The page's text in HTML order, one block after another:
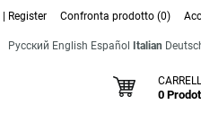
Register Confronta prodotto (0)
Русский English Español Italian
0